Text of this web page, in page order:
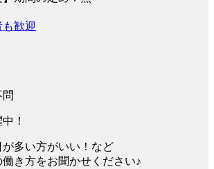
歓迎
問
！
多い方がいい！など
き方をお聞かせください♪